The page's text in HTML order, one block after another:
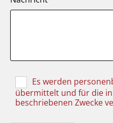
Es werden
übermittelt und für die
beschriebenen Zwecke